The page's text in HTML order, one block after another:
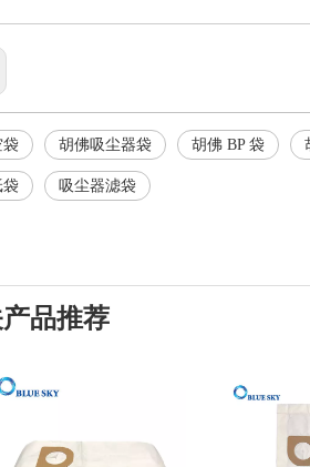
袋 胡佛吸尘器袋 胡佛 BP 袋
袋 吸尘器滤袋
品推荐